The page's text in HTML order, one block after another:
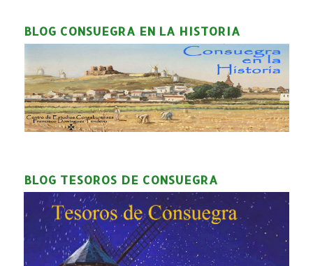
BLOG CONSUEGRA EN LA HISTORIA
BLOG TESOROS DE CONSUEGRA